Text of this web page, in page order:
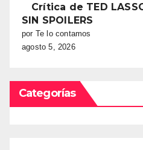
Crítica de TED
SIN SPOILERS
por Te lo contamos
agosto 5, 2026
Categorías